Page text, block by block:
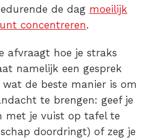
de dag moeilijk
concentreren.
afvraagt hoe je straks
namelijk een gesprek
de beste manier is om
te brengen: geef je
met je vuist op tafel te
doordringt) of zeg je